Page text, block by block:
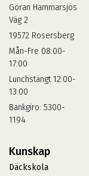
Göran Hammarsjös
Väg 2
19572 Rosersberg
Mån-Fre 08:00-
17:00
Lunchstängt 12:00-
13:00
Bankgiro: 5300-
1194
Kunskap
Däckskola